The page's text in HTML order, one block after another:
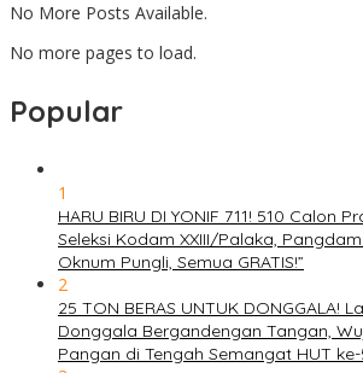
No More Posts Available.
No more pages to load.
Popular
1
HARU BIRU DI YONIF 711! 510 Calon
Seleksi Kodam XXIII/Palaka,
Oknum Pungli, Semua GRATIS!”
2
25 TON BERAS UNTUK DONGGALA!
Donggala Bergandengan Tangan,
Pangan di Tengah Semangat HUT ke-